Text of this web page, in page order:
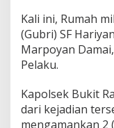
Kali ini, Rumah
(Gubri) SF
Marpoyan
Pelaku.
Kapolsek Bukit
dari kejadian
mengamankan 2